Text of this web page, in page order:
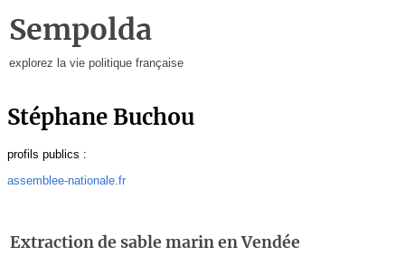
Sempolda
explorez la vie politique française
Stéphane Buchou
profils publics :
assemblee-nationale.fr
Extraction de sable marin en Vendée